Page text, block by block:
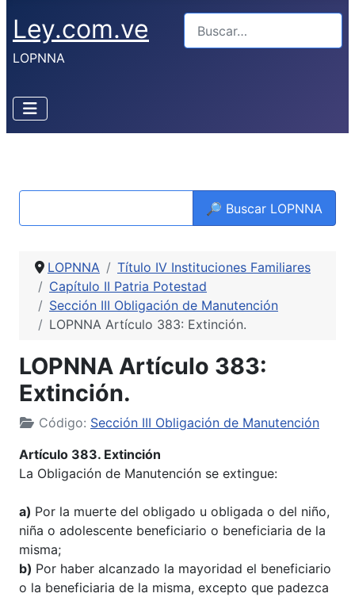
Ley.com.ve
LOPNNA
🔎 Buscar LOPNNA
LOPNNA
Título IV Instituciones Familiares
Capítulo II Patria Potestad
Sección III Obligación de Manutención
LOPNNA Artículo 383: Extinción.
LOPNNA Artículo 383:
Extinción.
Código: Sección III Obligación de Manutención
Artículo 383. Extinción
La Obligación de Manutención se extingue:
a) Por la muerte del obligado u obligada o del niño,
niña o adolescente beneficiario o beneficiaria de la
misma;
b) Por haber alcanzado la mayoridad el beneficiario
o la beneficiaria de la misma, excepto que padezca